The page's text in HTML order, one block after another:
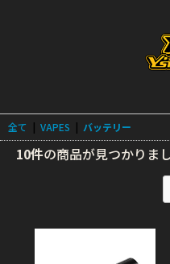
全て | VAPES | バッテリー
10件の商品が見つかりま